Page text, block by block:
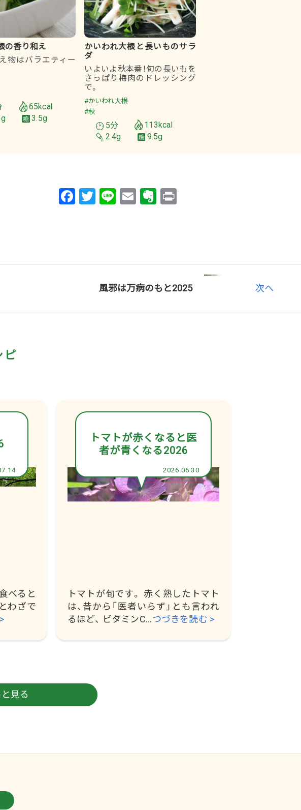
の香り和え
物はバラエティー
65kcal
3.5g
かいわれ大根と長いものサラ
ダ
いよいよ秋本番！旬の長いもを
さっぱり梅肉のドレッシング
で。
#かいわれ大根
#秋
5分
113kcal
2.4g
9.5g
Facebook
Twitter
LineEmailEvernote
次へ
風邪は万病のもと2025
ピ
べると
わざで
トマトが赤くなると医
者が青くなる2026
2026.06.30
トマトが旬です。 赤く熟したトマト
は、昔から「医者いらず」とも言われ
るほど、 ビタミンC...つづきを読む >
見る